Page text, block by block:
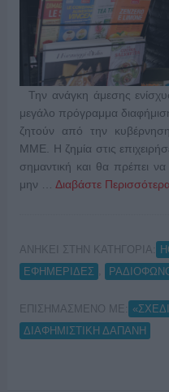
Την ανάγκη άμεσης
μεγάλο πρόγραμμα
ζητούν από την
ΜΜΕ. Η ζημία στις
σημαντική και θα πρέπει
μην … Διαβάστε
ΑΝΗΚΕΙ ΣΤΗΝ ΚΑΤΗΓΟΡΙΑ:
ΕΦΗΜΕΡΙΔΕΣ
ΕΠΙΣΗΜΑΣΜΕΝΟ ΜΕ:
ΔΙΑΦΗΜΙΣΤΙΚΗ ΔΑΠΑΝΗ